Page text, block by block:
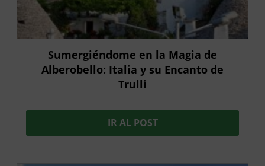
Sumergiéndome en la Magia de
Alberobello: Italia y su Encanto de
Trulli
IR AL POST